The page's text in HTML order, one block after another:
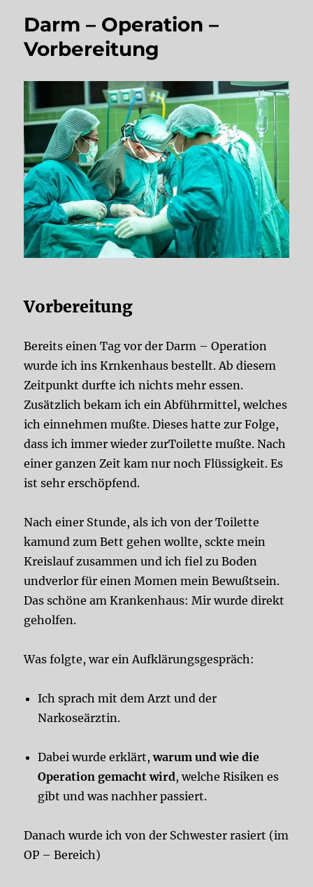
Darm – Operation –
Vorbereitung
Vorbereitung
Bereits einen Tag vor der Darm – Operation
wurde ich ins Krnkenhaus bestellt. Ab diesem
Zeitpunkt durfte ich nichts mehr essen.
Zusätzlich bekam ich ein Abführmittel, welches
ich einnehmen mußte. Dieses hatte zur Folge,
dass ich immer wieder zurToilette mußte. Nach
einer ganzen Zeit kam nur noch Flüssigkeit. Es
ist sehr erschöpfend.
Nach einer Stunde, als ich von der Toilette
kamund zum Bett gehen wollte, sckte mein
Kreislauf zusammen und ich fiel zu Boden
undverlor für einen Momen mein Bewußtsein.
Das schöne am Krankenhaus: Mir wurde direkt
geholfen.
Was folgte, war ein Aufklärungsgespräch:
Ich sprach mit dem Arzt und der
Narkoseärztin.
Dabei wurde erklärt,warum und wie die
Operation gemacht wird, welche Risiken es
gibt und was nachher passiert.
Danach wurde ich von der Schwester rasiert (im
OP – Bereich)